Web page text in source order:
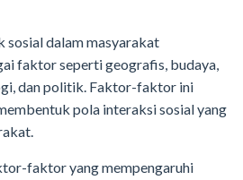
sosial dalam masyarakat
faktor seperti geografis, budaya,
dan politik. Faktor-faktor ini
pola interaksi sosial yang
faktor yang mempengaruhi